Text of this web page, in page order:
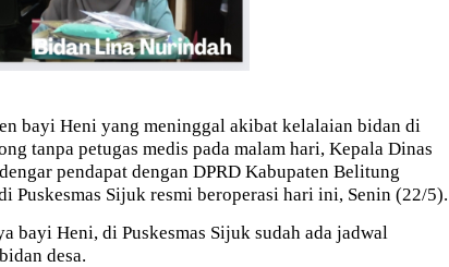
bayi Heni yang meninggal akibat kelalaian bidan di
tanpa petugas medis pada malam hari, Kepala Dinas
pendapat dengan DPRD Kabupaten Belitung
Puskesmas Sijuk resmi beroperasi hari ini, Senin (22/5).
bayi Heni, di Puskesmas Sijuk sudah ada jadwal
desa.